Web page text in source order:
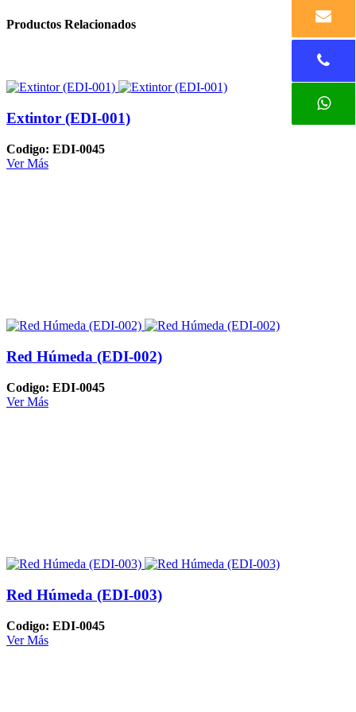
Productos Relacionados
Extintor (EDI-001)
Codigo: EDI-0045
Ver Más
Red Húmeda (EDI-002)
Codigo: EDI-0045
Ver Más
Red Húmeda (EDI-003)
Codigo: EDI-0045
Ver Más